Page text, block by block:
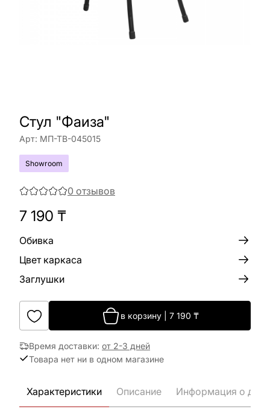
Стул "Фаиза"
Арт: МП-ТВ-045015
Showroom
0 отзывов
7 190 ₸
Обивка
Цвет каркаса
Заглушки
в корзину| 7 190 ₸
Время доставки: от 2-3 дней
Товара нет ни в одном магазине
Характеристики Описание Информация о